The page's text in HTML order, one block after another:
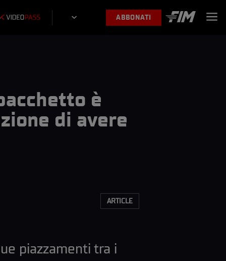
ABBONATI
è
di avere
ARTICLE
piazzamenti tra i